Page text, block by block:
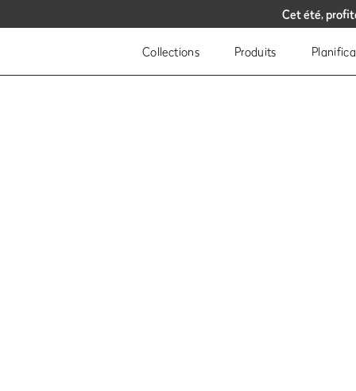
Cet été,
Cet été,
Collections Produits